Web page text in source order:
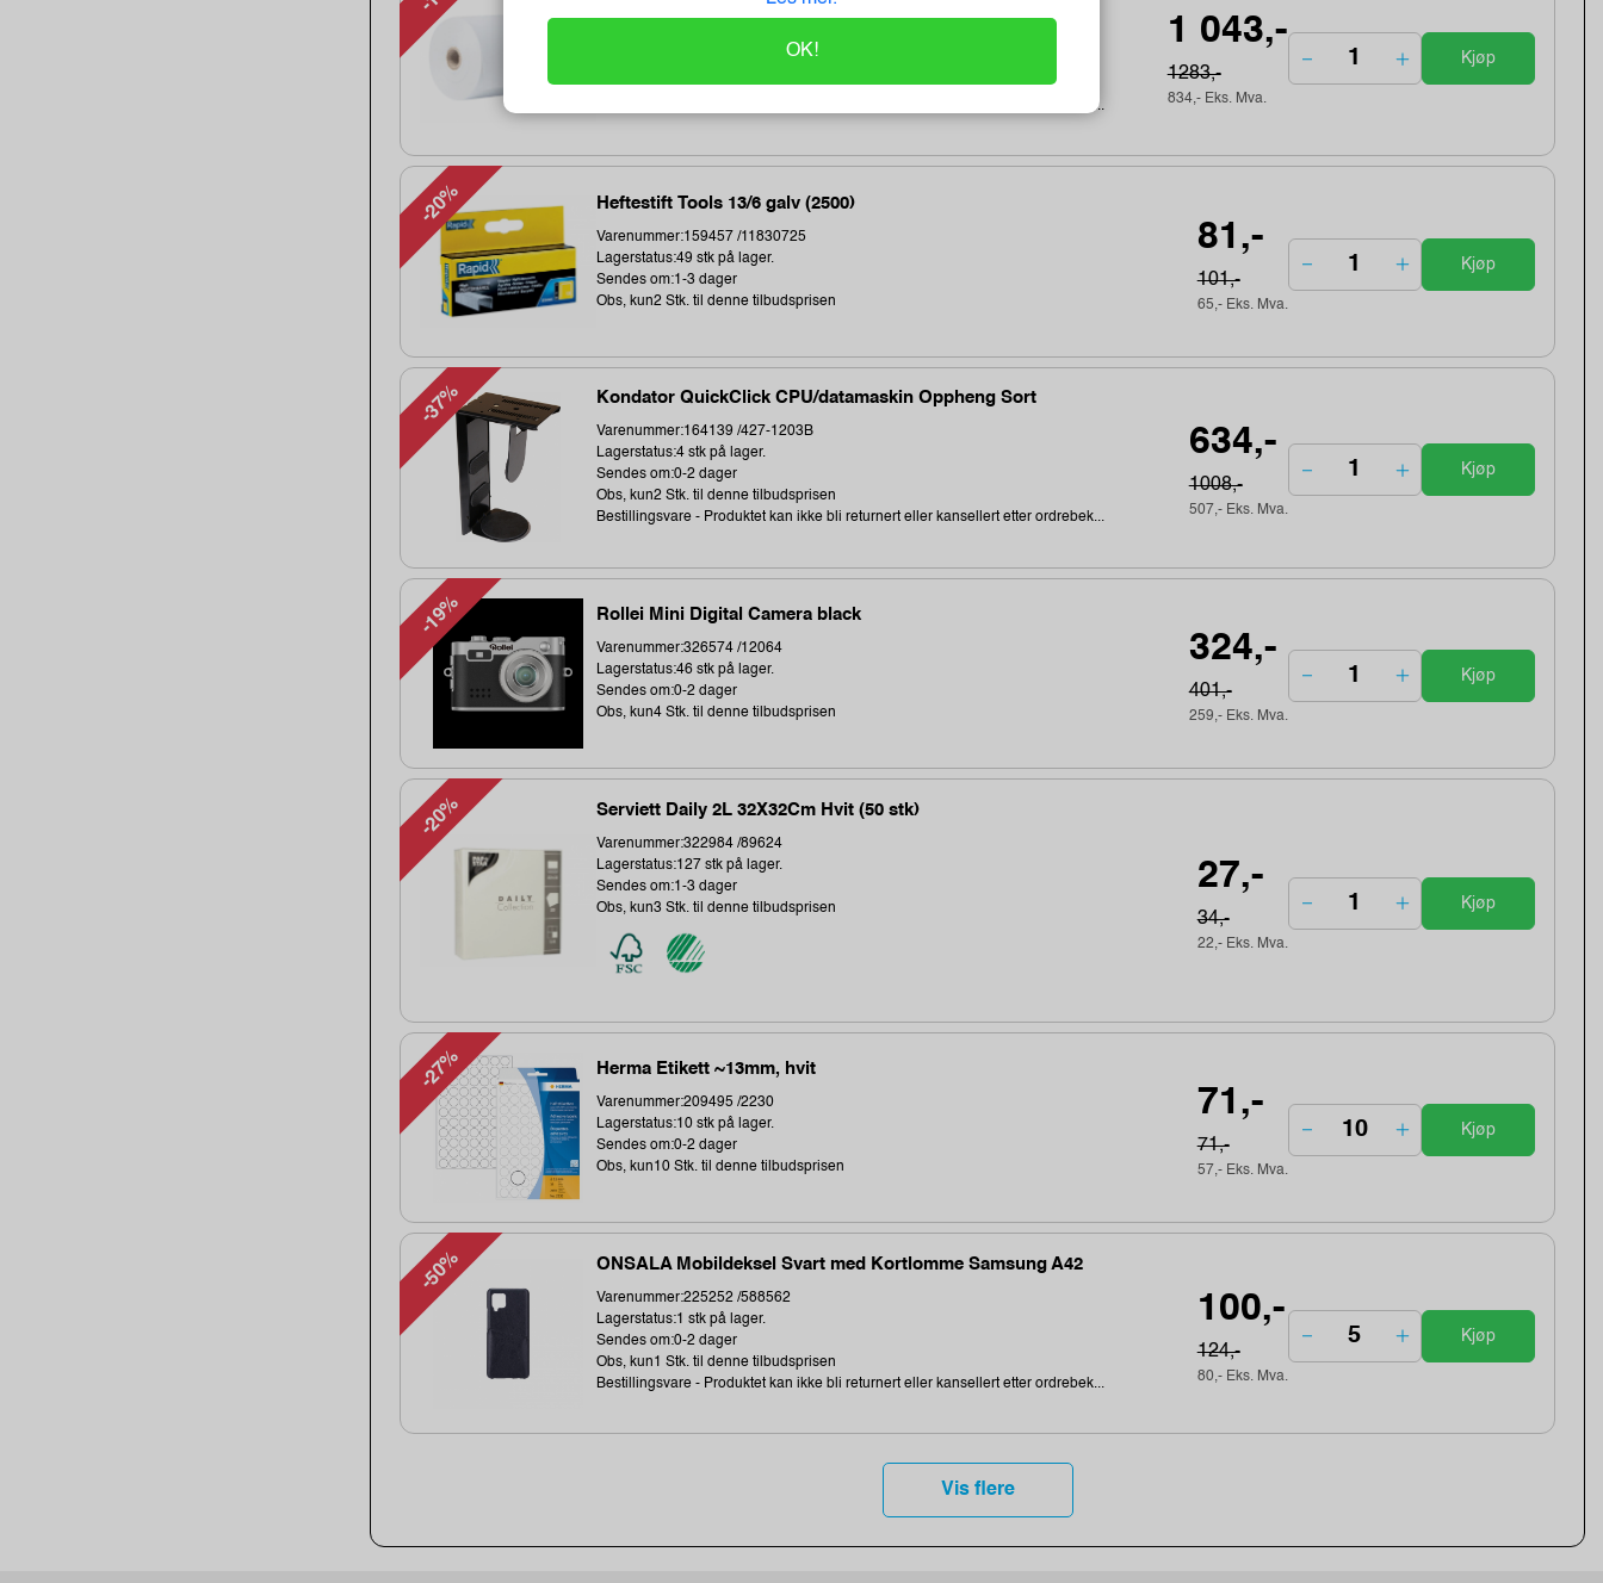
Varenummer:240538 /BDL7J000102058
Obs, kun2 Stk. til denne tilbudsprisen
Bestillingsvare - Produktet kan ikke bli returnert eller kansellert etter ordrebek...
1 043,-
1283,-
834,- Eks. Mva.
Kjøp
-20% Heftestift Tools 13/6 galv (2500)
Varenummer:159457 /11830725
Lagerstatus:49 stk på lager.
Sendes om:1-3 dager
Obs, kun2 Stk. til denne tilbudsprisen
81,-
101,-
65,- Eks. Mva.
Kjøp
-37% Kondator QuickClick CPU/datamaskin Oppheng Sort
Varenummer:164139 /427-1203B
Lagerstatus:4 stk på lager.
Sendes om:0-2 dager
Obs, kun2 Stk. til denne tilbudsprisen
Bestillingsvare - Produktet kan ikke bli returnert eller kansellert etter ordrebek...
634,-
1008,-
507,- Eks. Mva.
Kjøp
-19% Rollei Mini Digital Camera black
Varenummer:326574 /12064
Lagerstatus:46 stk på lager.
Sendes om:0-2 dager
Obs, kun4 Stk. til denne tilbudsprisen
324,-
401,-
259,- Eks. Mva.
Kjøp
-20% Serviett Daily 2L 32X32Cm Hvit (50 stk)
Varenummer:322984 /89624
Lagerstatus:127 stk på lager.
Sendes om:1-3 dager
Obs, kun3 Stk. til denne tilbudsprisen
27,-
34,-
22,- Eks. Mva.
Kjøp
-27% Herma Etikett ~13mm, hvit
Varenummer:209495 /2230
Lagerstatus:10 stk på lager.
Sendes om:0-2 dager
Obs, kun10 Stk. til denne tilbudsprisen
71,-
71,-
57,- Eks. Mva.
Kjøp
-50% ONSALA Mobildeksel Svart med Kortlomme Samsung A42
Varenummer:225252 /588562
Lagerstatus:1 stk på lager.
Sendes om:0-2 dager
Obs, kun1 Stk. til denne tilbudsprisen
Bestillingsvare - Produktet kan ikke bli returnert eller kansellert etter ordrebek...
100,-
124,-
80,- Eks. Mva.
Kjøp
Vis flere
OK!